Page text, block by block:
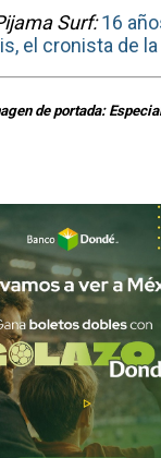
Surf:16
el cronista de la
de portada: